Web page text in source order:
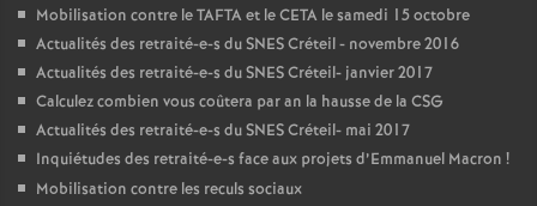
Mobilisation contre leTAFTAet leCETA le samedi 15 octobre
Actualités des retraité-e-s duSNESCréteil - novembre 2016
Actualités des retraité-e-s duSNESCréteil- janvier 2017
Calculez combien vous coûtera par an la hausse de la CSG
Actualités des retraité-e-s duSNESCréteil- mai 2017
Inquiétudes des retraité-e-s face aux projets d’Emmanuel Macron !
Mobilisation contre les reculs sociaux